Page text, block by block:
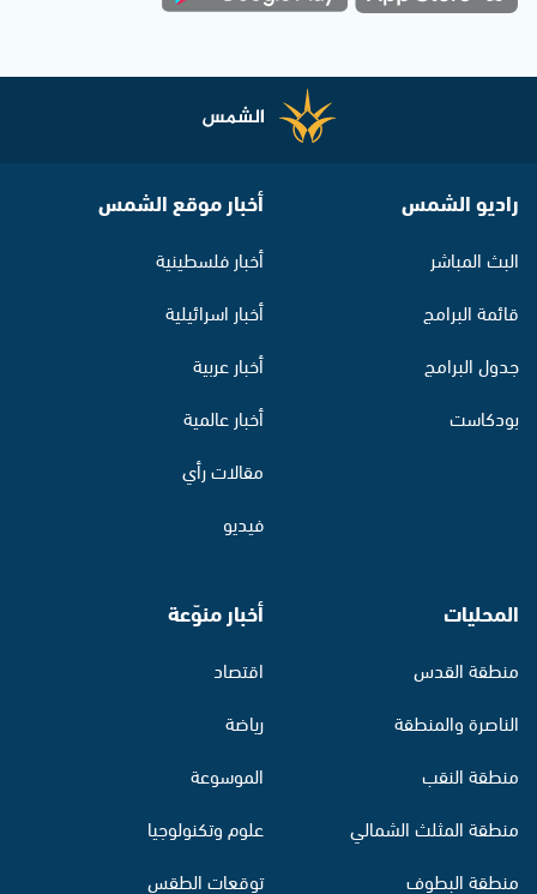
راديو الشمس
البث المباشر
قائمة البرامج
جدول البرامج
بودكاست
أخبار موقع الشمس
أخبار فلسطينية
أخبار اسرائيلية
أخبار عربية
أخبار عالمية
مقالات رأي
فيديو
المحليات
منطقة القدس
الناصرة والمنطقة
منطقة النقب
منطقة المثلث الشمالي
منطقة البطوف
أخبار منوّعة
اقتصاد
رياضة
الموسوعة
علوم وتكنولوجيا
توقعات الطقس